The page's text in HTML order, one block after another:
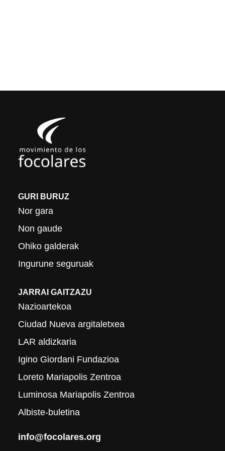
GURI BURUZ
Nor gara
Non gaude
Ohiko galderak
Ingurune seguruak
JARRAI GAITZAZU
Nazioartekoa
Ciudad Nueva argitaletxea
LAR aldizkaria
Igino Giordani Fundazioa
Loreto Mariapolis Zentroa
Luminosa Mariapolis Zentroa
Albiste-buletina
info@focolares.org